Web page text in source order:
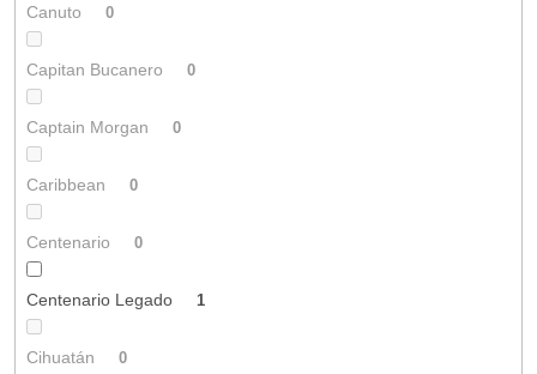
Canuto 0
Capitan Bucanero 0
Captain Morgan 0
Caribbean 0
Centenario 0
Centenario Legado 1
Cihuatán 0